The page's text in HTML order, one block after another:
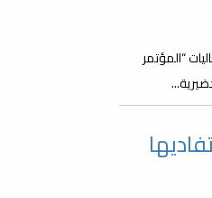
مصراتة فعاليات “المؤتمر